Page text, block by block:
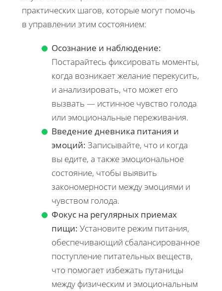
практических шагов, которые могут помочь
в управлении этим состоянием:
Осознание и наблюдение:
Постарайтесь фиксировать моменты,
когда возникает желание перекусить,
и анализировать, что может его
вызвать — истинное чувство голода
или эмоциональные переживания.
Введение дневника питания и
эмоций: Записывайте, что и когда
вы едите, а также эмоциональное
состояние, чтобы выявить
закономерности между эмоциями и
чувством голода.
Фокус на регулярных приемах
пищи: Установите режим питания,
обеспечивающий сбалансированное
поступление питательных веществ,
что помогает избежать путаницы
между физическим и эмоциональным